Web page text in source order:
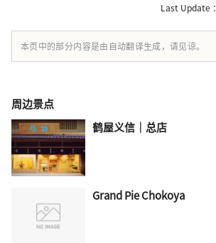
Last Update ：
本页中的部分内容是由自动翻译生成，请见谅。
周边景点
鹤屋义信｜总店
Grand Pie Chokoya